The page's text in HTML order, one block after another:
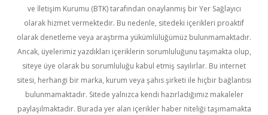
ve İletişim Kurumu (BTK) tarafından onaylanmış bir Yer Sağlayıcı
olarak hizmet vermektedir. Bu nedenle, sitedeki içerikleri proaktif
olarak denetleme veya araştırma yükümlülüğümüz bulunmamaktadır.
Ancak, üyelerimiz yazdıkları içeriklerin sorumluluğunu taşımakta olup,
siteye üye olarak bu sorumluluğu kabul etmiş sayılırlar. Bu internet
sitesi, herhangi bir marka, kurum veya şahıs şirketi ile hiçbir bağlantısı
bulunmamaktadır. Sitede yalnızca kendi hazırladığımız makaleler
paylaşılmaktadır. Burada yer alan içerikler haber niteliği taşımamakta